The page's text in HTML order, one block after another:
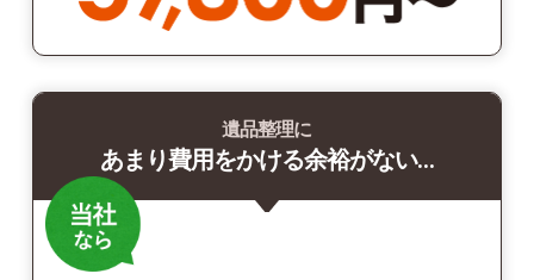
遺品整理に
あまり費用をかける余裕がない…